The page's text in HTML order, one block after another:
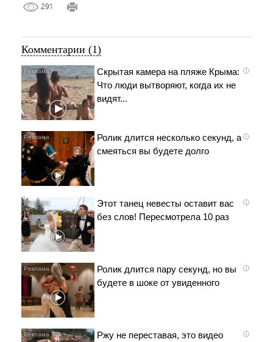
291
Комментарии (1)
i
Скрытая камера на пляже Крыма:
Что люди вытворяют, когда их не
видят...
i
Ролик длится несколько секунд, а
смеяться вы будете долго
i
Этот танец невесты оставит вас
без слов! Пересмотрела 10 раз
i
Ролик длится пару секунд, но вы
будете в шоке от увиденного
i
Ржу не переставая, это видео